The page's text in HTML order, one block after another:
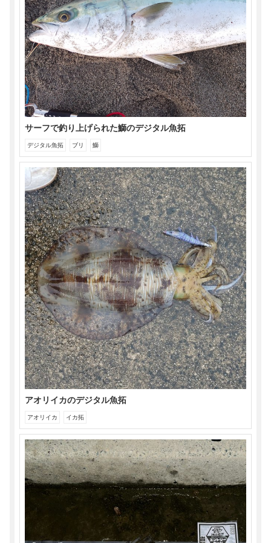
ま
す)
サーフで釣り上げられた鰤のデジタル魚拓
デジタル魚拓 ブリ 鰤
アオリイカのデジタル魚拓
アオリイカ イカ拓